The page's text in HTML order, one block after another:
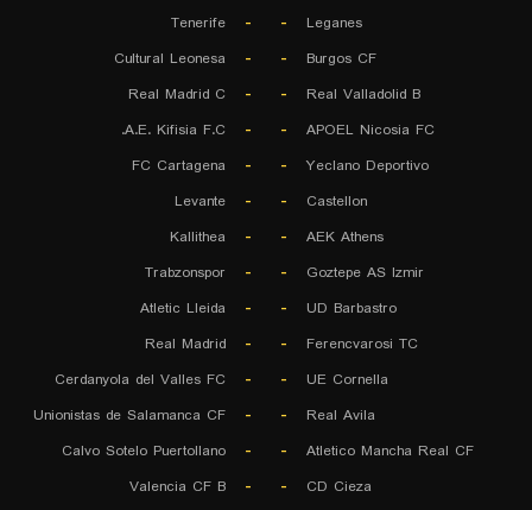
Leganes
-
-
Tenerife
Burgos CF
-
-
Cultural Leonesa
Real Valladolid B
-
-
Real Madrid C
APOEL Nicosia FC
-
-
A.E. Kifisia F.C.
Yeclano Deportivo
-
-
FC Cartagena
Castellon
-
-
Levante
AEK Athens
-
-
Kallithea
Goztepe AS Izmir
-
-
Trabzonspor
UD Barbastro
-
-
Atletic Lleida
Ferencvarosi TC
-
-
Real Madrid
UE Cornella
-
-
Cerdanyola del Valles FC
Real Avila
-
-
Unionistas de Salamanca CF
Atletico Mancha Real CF
-
-
Calvo Sotelo Puertollano
CD Cieza
-
-
Valencia CF B